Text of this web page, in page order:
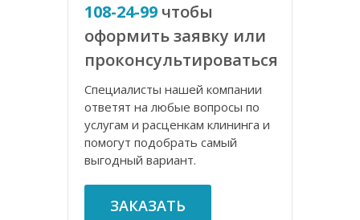
108-24-99 чтобы
оформить заявку или
проконсультироваться
Специалисты нашей компании
ответят на любые вопросы по
услугам и расценкам клининга и
помогут подобрать самый
выгодный вариант.
ЗАКАЗАТЬ